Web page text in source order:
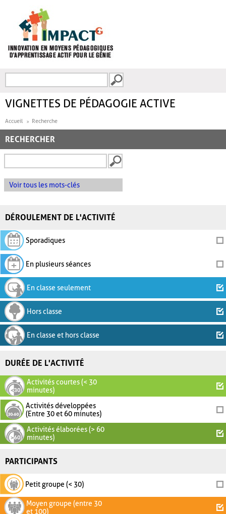
FORMULAIRE DE
VIGNETTES DE PÉDAGOGIE ACTIVE
Accueil Recherche
RECHERCHER
Voir tous les mots-clés
DÉROULEMENT DE L'ACTIVITÉ
Sporadiques
En plusieurs séances
En classe seulement
Hors classe
En classe et hors classe
DURÉE DE L'ACTIVITÉ
Activités courtes (< 30
minutes)
Activités développées
(Entre 30 et 60 minutes)
Activités élaborées (> 60
minutes)
PARTICIPANTS
Petit groupe (< 30)
Moyen groupe (entre 30
et 100)